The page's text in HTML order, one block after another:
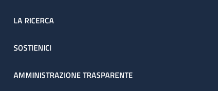
LA RICERCA
SOSTIENICI
AMMINISTRAZIONE TRASPARENTE